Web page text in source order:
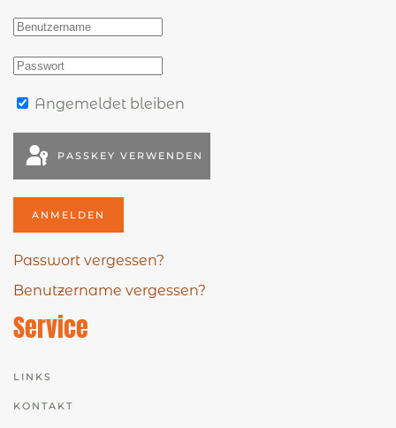
Angemeldet bleiben
PASSKEY VERWENDEN
ANMELDEN
Passwort vergessen?
Benutzername vergessen?
Service
LINKS
KONTAKT